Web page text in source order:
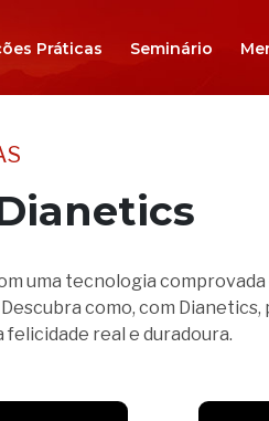
Práticas Seminário
uma tecnologia
como, com Dianetics,
felicidade real e duradoura.